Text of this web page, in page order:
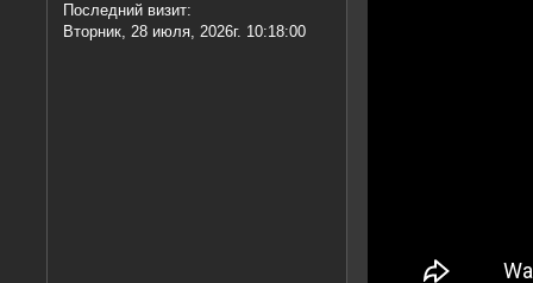
Последний визит:
Вторник, 28 июля, 2026г. 10:18:00